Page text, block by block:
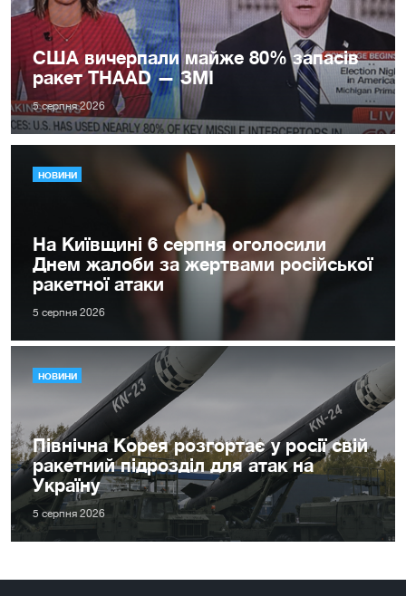
США вичерпали майже 80% запасів
ракет THAAD — ЗМІ
5 серпня 2026
НОВИНИ
На Київщині 6 серпня оголосили
Днем жалоби за жертвами російської
ракетної атаки
5 серпня 2026
НОВИНИ
Північна Корея розгортає у росії свій
ракетний підрозділ для атак на
Україну
5 серпня 2026